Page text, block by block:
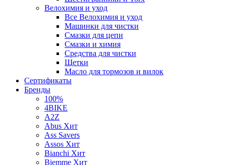
Велохимия и уход
Все Велохимия и уход
Машинки для чистки
Смазки для цепи
Смазки и химия
Средства для чистки
Щетки
Масло для тормозов и вилок
Сертификаты
Бренды
100%
4BIKE
A2Z
Abus Хит
Ass Savers
Assos Хит
Bianchi Хит
Biemme Хит